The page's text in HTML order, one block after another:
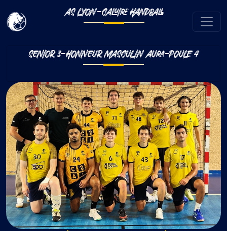
AS LYON-CALUIRE HANDBALL
SENIOR 3-HONNEUR MASCULIN AURA-POULE 4